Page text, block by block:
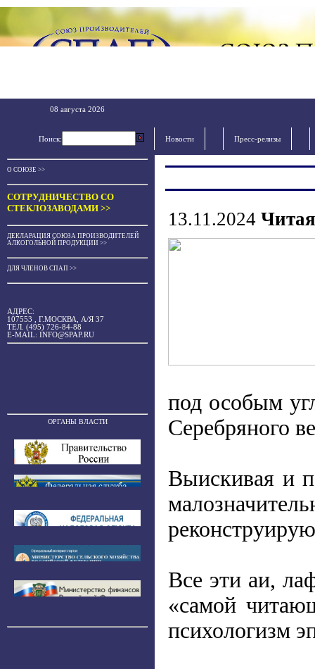
08 августа 2026
Поиск: Новости Пресс-релизы
О СОЮЗЕ >>
СОТРУДНИЧЕСТВО СО
СТЕКЛОЗАВОДАМИ >>
ДЕКЛАРАЦИЯ СОЮЗА ПРОИЗВОДИТЕЛЕЙ
АЛКОГОЛЬНОЙ ПРОДУКЦИИ >>
ДЛЯ ЧЛЕНОВ СПАП >>
АДРЕС:
107553 , Г.МОСКВА, А/Я 37
ТЕЛ. (495) 726-84-88
E-MAIL: INFO@SPAP.RU
ОРГАНЫ ВЛАСТИ
13.11.2024
под особым
Серебряного
Выискивая и
Все эти аи,
«самой
психологизм